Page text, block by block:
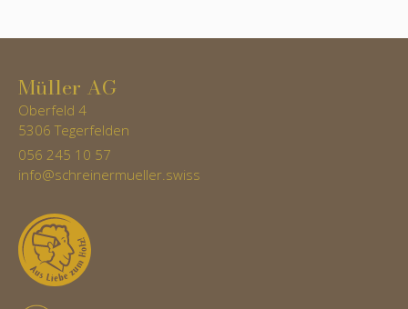
Müller AG
Oberfeld 4
5306 Tegerfelden
056 245 10 57
info@schreinermueller.swiss